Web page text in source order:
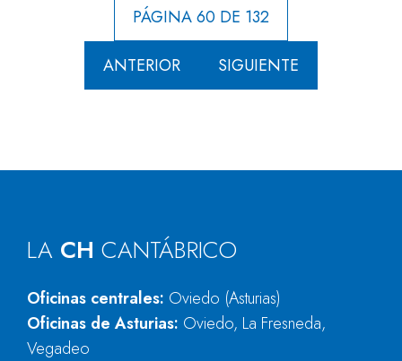
PÁGINA 60 DE 132
ANTERIOR SIGUIENTE
LA CH CANTÁBRICO
Oficinas centrales: Oviedo (Asturias)
Oficinas de Asturias: Oviedo, La Fresneda,
Vegadeo